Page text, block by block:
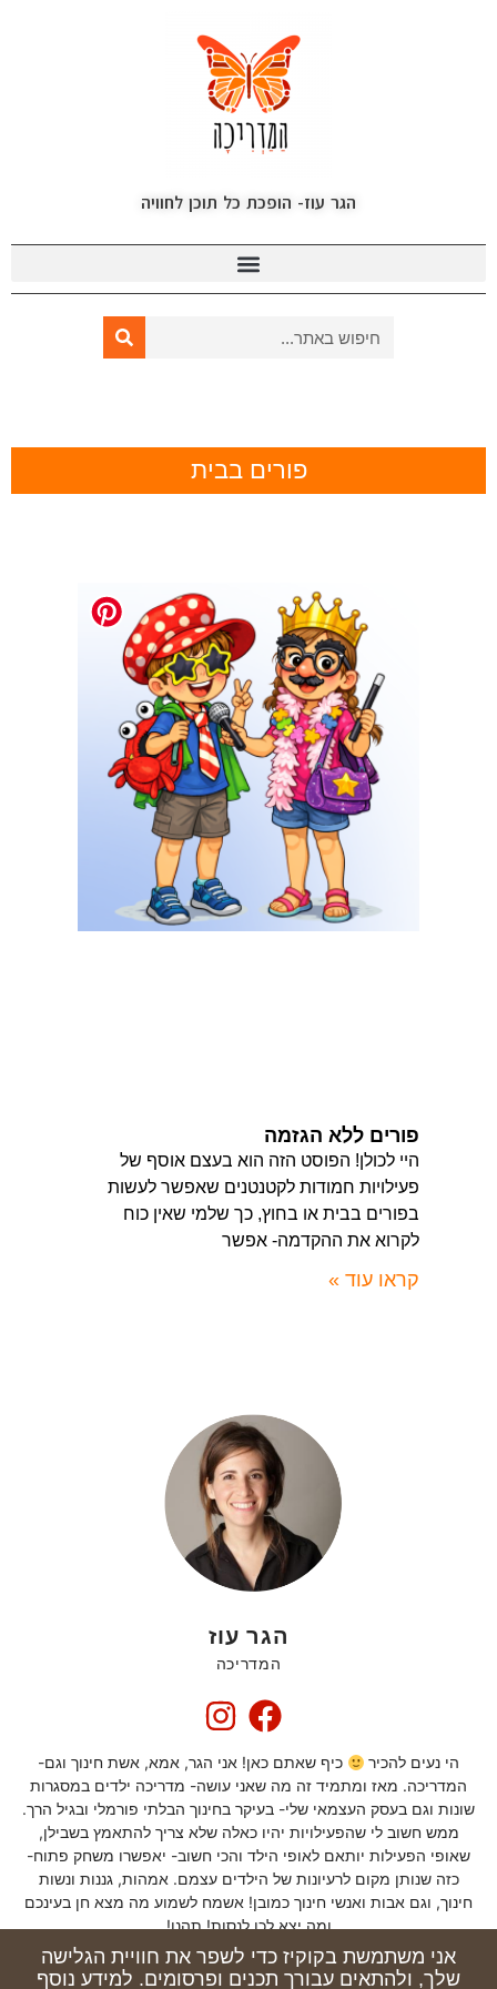
הגר עוז- הופכת כל תוכן לחוויה
פורים בבית
פורים ללא הגזמה
היי לכולן! הפוסט הזה הוא בעצם אוסף של
פעילויות חמודות לקטנטנים שאפשר לעשות
בפורים בבית או בחוץ, כך שלמי שאין כוח
לקרוא את ההקדמה- אפשר
קראו עוד »
הגר עוז
המדריכה
הי נעים להכיר
כיף שאתם כאן! אני הגר, אמא, אשת חינוך וגם-
המדריכה. מאז ומתמיד זה מה שאני עושה- מדריכה ילדים במסגרות
שונות וגם בעסק העצמאי שלי- בעיקר בחינוך הבלתי פורמלי ובגיל הרך.
ממש חשוב לי שהפעילויות יהיו כאלה שלא צריך להתאמץ בשבילן,
שאופי הפעילות יותאם לאופי הילד והכי חשוב- יאפשרו משחק פתוח-
כזה שנותן מקום לרעיונות של הילדים עצמם. אמהות, גננות ונשות
חינוך, וגם אבות ואנשי חינוך כמובן! אשמח לשמוע מה מצא חן בעינכם
ומה יצא לכן לנסות! תהנו!
אני משתמשת בקוקיז כדי לשפר את חוויית הגלישה
שלך, ולהתאים עבורך תכנים ופרסומים. למידע נוסף